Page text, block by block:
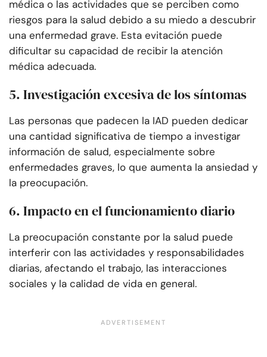
médica o las actividades que se perciben como
riesgos para la salud debido a su miedo a descubrir
una enfermedad grave. Esta evitación puede
dificultar su capacidad de recibir la atención
médica adecuada.
5. Investigación excesiva de los síntomas
Las personas que padecen la IAD pueden dedicar
una cantidad significativa de tiempo a investigar
información de salud, especialmente sobre
enfermedades graves, lo que aumenta la ansiedad y
la preocupación.
6. Impacto en el funcionamiento diario
La preocupación constante por la salud puede
interferir con las actividades y responsabilidades
diarias, afectando el trabajo, las interacciones
sociales y la calidad de vida en general.